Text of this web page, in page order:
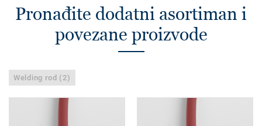
Pronađite dodatni asortiman i
povezane proizvode
Welding rod (2)